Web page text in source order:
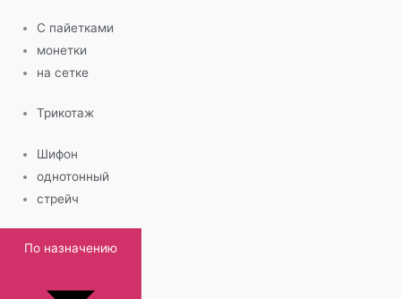
С пайетками
монетки
на сетке
Трикотаж
Шифон
однотонный
стрейч
По назначению